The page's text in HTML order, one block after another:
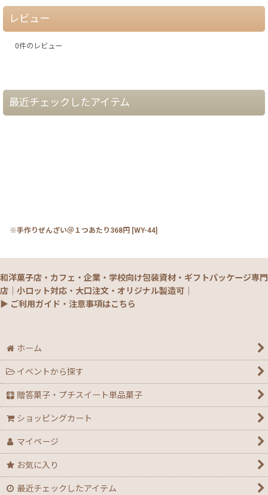
レビュー
0件のレビュー
最近チェックしたアイテム
※手作りぜんざい＠１つあたり368円 [WY-44]
和洋菓子店・カフェ・企業・学校向け包装資材・ギフトパッケージ専門
店｜小ロット対応・大口注文・オリジナル製造可｜
▶ ご利用ガイド・注意事項はこちら
ホーム
イベントから探す
贈答菓子・プチスイート単品菓子
ショッピングカート
マイページ
お気に入り
最近チェックしたアイテム